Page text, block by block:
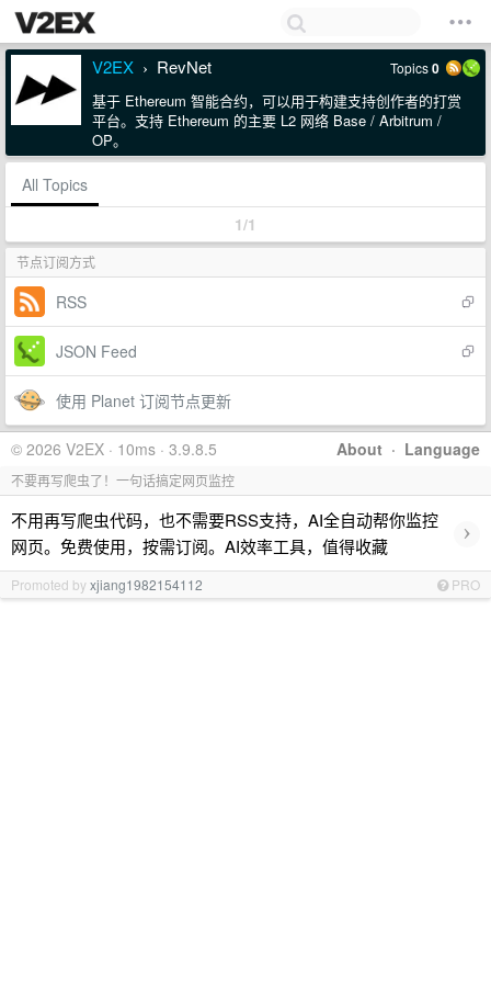
V2EX › RevNet Topics0
基于 Ethereum 智能合约，可以用于构建支持创作者的打赏
平台。支持 Ethereum 的主要 L2 网络 Base / Arbitrum /
OP。
All Topics
1/1
节点订阅方式
RSS
JSON Feed
使用 Planet 订阅节点更新
About · Language
© 2026 V2EX · 10ms · 3.9.8.5
不要再写爬虫了！一句话搞定网页监控
不用再写爬虫代码，也不需要RSS支持，AI全自动帮你监控
网页。免费使用，按需订阅。AI效率工具，值得收藏
›
Promoted byxjiang1982154112 PRO